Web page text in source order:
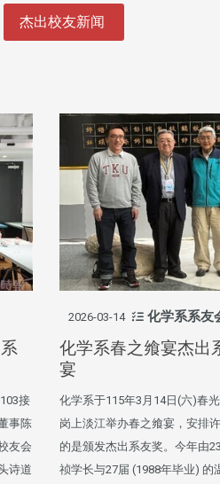
杰出校友新闻
接
事陈
友会
诗道
2026-03-14 化学系系友
化学系春之飨宴杰出
宴
化学系于115年3月14日(六)春
岗上淡江举办春之飨宴，安排
的是颁发杰出系友奖。今年由
祯学长与27届 (1988年毕业) 的